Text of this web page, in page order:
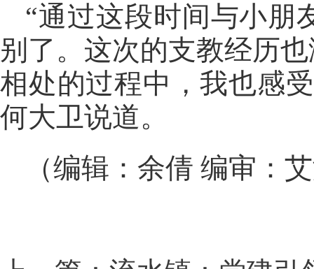
“通过这段时间与小朋
别了。这次的支教经历
相处的过程中，我也感
何大卫说道。
（编辑：余倩 编审：